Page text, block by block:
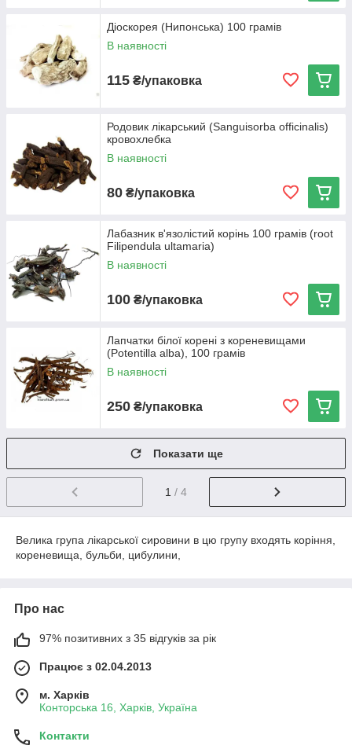
запропонованих коренів. Гарантуємо
свіжість всієї продукції.
доступний на наших складах для
роздрібних і оптових покупців.
і найнижчі в Україні ціни на алтайські трави.
Дбаємо про свіжості коренів, відправляючи
замовлення «Новою Поштою».
Асортимент коріння
Як здійснити покупку?
Зробіть замовлення в електронній формі.
2 Підтвердите покупку по телефону.
3 Передплата чи наложений платіж.
4 Доставка по областях України.
за доступною ціною
Подбайте про здоров'я себе та своїх близьких!
Переконайтеся в ефективності коріння самі, залишивши
Діоскорея (Нипонська) 100 грамів
В наявності
115 ₴/упаковка
Родовик лікарський (Sanguisorba officinalis)
кровохлебка
В наявності
80 ₴/упаковка
Лабазник в'язолістий корінь 100 грамів (root
Filipendula ultamaria)
В наявності
100 ₴/упаковка
Лапчатки білої корені з кореневищами
(Potentilla alba), 100 грамів
В наявності
250 ₴/упаковка
Показати ще
1 / 4
Велика група лікарської сировини в цю групу входять коріння,
кореневища, бульби, цибулини,
Про нас
97% позитивних з 35 відгуків за рік
Працює з 02.04.2013
м. Харків
Конторська 16, Харків, Україна
Контакти